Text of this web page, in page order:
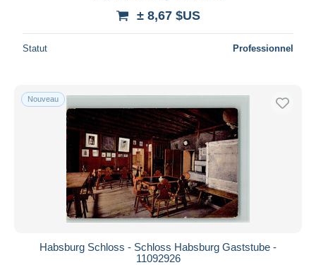
± 8,67 $US
Statut Professionnel
Nouveau
Habsburg Schloss - Schloss Habsburg Gaststube -
11092926